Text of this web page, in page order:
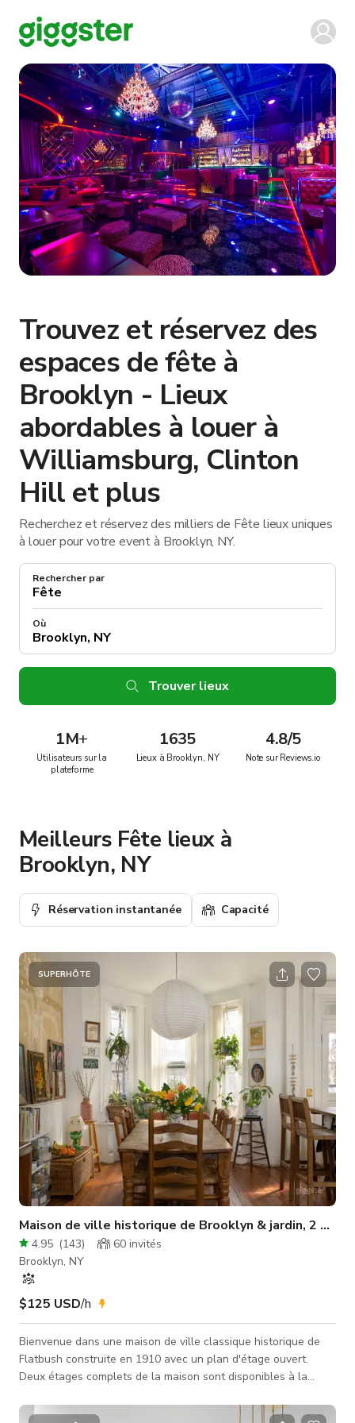
Trouvez et réservez des
espaces de fête à
Brooklyn - Lieux
abordables à louer à
Williamsburg, Clinton
Hill et plus
Recherchez et réservez des milliers de Fête lieux uniques
à louer pour votre event à Brooklyn, NY.
Rechercher par
Où
Trouver lieux
1M+
Utilisateurs sur la
plateforme
1635
Lieux à Brooklyn, NY
4.8/5
Note sur Reviews.io
Meilleurs Fête lieux à
Brooklyn, NY
Réservation instantanée Capacité
SUPERHÔTE
Maison de ville historique de Brooklyn & jardin, 2
4.95 (143) 60 invités
Brooklyn, NY
$125 USD/h
Bienvenue dans une maison de ville classique historique de
Flatbush construite en 1910 avec un plan d'étage ouvert.
Deux étages complets de la maison sont disponibles à la
: https://www.apartmenttherapy.com/brooklyn-townhouse-